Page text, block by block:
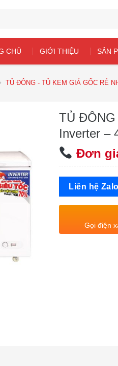
CHỦ GIỚI THIỆU SẢN
TỦ ĐÔNG - TỦ KEM GIÁ GỐC RẺ
TỦ ĐÔNG
Inverter –
Đơn
Liên hệ Zalo
Gọi điện